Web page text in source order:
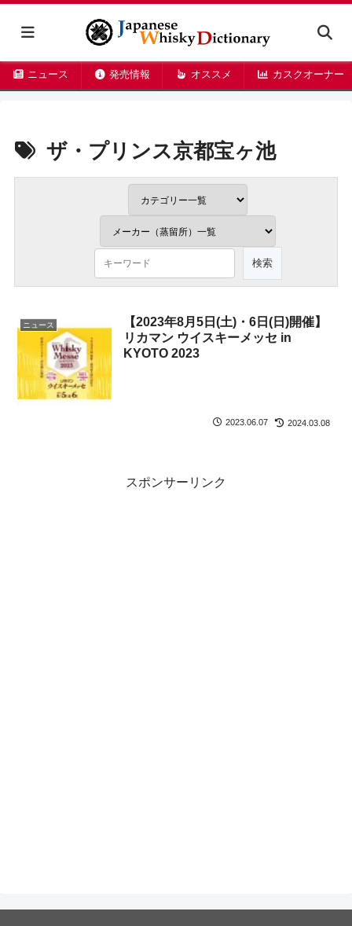
ニュース 発売情報 オススメ カスクオーナー
ザ・プリンス京都宝ヶ池
ニュース
【2023年8月5日(土)・6日(日)開催】
リカマン ウイスキーメッセ in
KYOTO 2023
2023.06.07 2024.03.08
スポンサーリンク